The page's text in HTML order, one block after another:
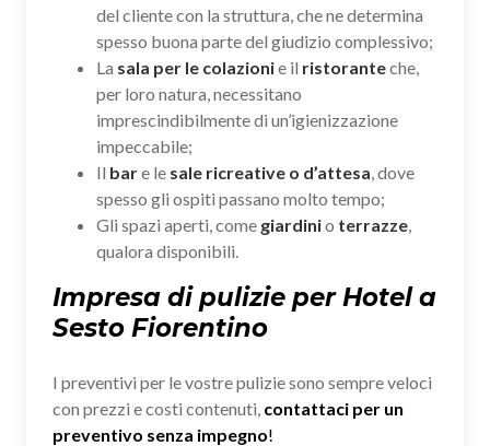
del cliente con la struttura, che ne determina
spesso buona parte del giudizio complessivo;
La sala per le colazionie il ristoranteche,
per loro natura, necessitano
imprescindibilmente di un’igienizzazione
impeccabile;
Il bare le sale ricreative o d’attesa, dove
spesso gli ospiti passano molto tempo;
Gli spazi aperti, come giardinio terrazze,
qualora disponibili.
Impresa di pulizie per Hotel a
Sesto Fiorentino
I preventivi per le vostre pulizie sono sempre veloci
con prezzi e costi contenuti, contattaci per un
preventivo senza impegno!